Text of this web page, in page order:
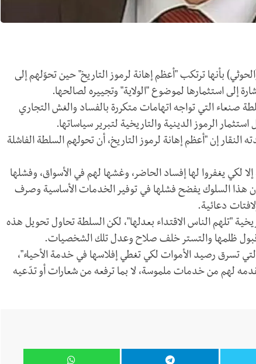
بأنها ترتكب "أعظم إهانة لرموز التاريخ" حين تحوّلهم إلى
إلى استثمارها لموضوع "الولاية" وتجييره لصالحها.
التي تواجه اتهامات متكررة بالفساد والغش التجاري
الرموز الدينية والتاريخية لتبرير سياساتها.
إن "أعظم إهانة لرموز التاريخ، أن تحولهم السلطة الفاشلة
لكي يغفروا لها إفساد الحاضر، وغشها لهم في الأسواق، وفشلها
هذا السلوك يفضح فشلها في توفير الخدمات الأساسية وصرف
دعائية.
"تلهم الناس الاقتداء بعدلها"، لكن السلطة تحاول تحويل هذه
ظلمها والتستر خلف صلاح وعدل تلك الشخصيات.
تسرق رصيد الأموات لكي تغطي إفلاسها في خدمة الأحياء"،
لهم من خدمات ملموسة، لا بما ترفعه من شعارات أو تدّعيه